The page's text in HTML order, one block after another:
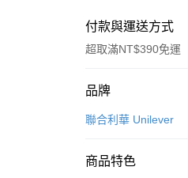
付款與運送方式
超取滿NT$390免運
付款方式
POYA支付
品牌
聯合利華 Unilever
商品特色